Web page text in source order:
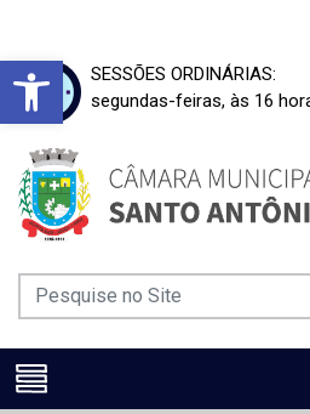
Barra deSESSÕES ORDINÁRIAS:
segundas-feiras, às 16